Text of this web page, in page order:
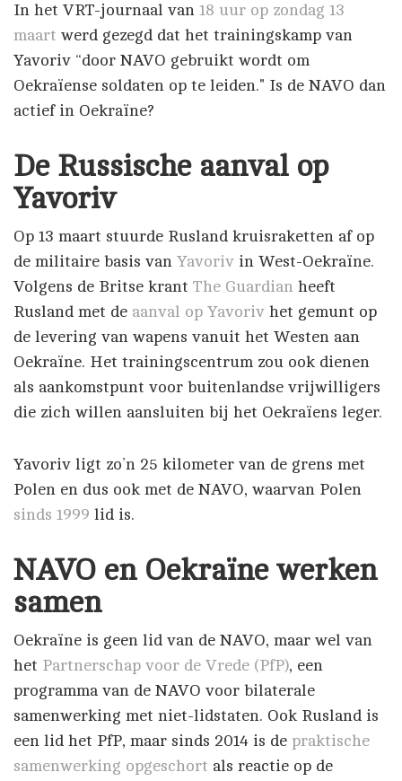
In het VRT-journaal van 18 uur op zondag 13
maart werd gezegd dat het trainingskamp van
Yavoriv “door NAVO gebruikt wordt om
Oekraïense soldaten op te leiden." Is de NAVO dan
actief in Oekraïne?
De Russische aanval op
Yavoriv
Op 13 maart stuurde Rusland kruisraketten af op
de militaire basis van Yavoriv in West-Oekraïne.
Volgens de Britse krant The Guardian heeft
Rusland met de aanval op Yavoriv het gemunt op
de levering van wapens vanuit het Westen aan
Oekraïne. Het trainingscentrum zou ook dienen
als aankomstpunt voor buitenlandse vrijwilligers
die zich willen aansluiten bij het Oekraïens leger.
Yavoriv ligt zo’n 25 kilometer van de grens met
Polen en dus ook met de NAVO, waarvan Polen
sinds 1999 lid is.
NAVO en Oekraïne werken
samen
Oekraïne is geen lid van de NAVO, maar wel van
het Partnerschap voor de Vrede (PfP), een
programma van de NAVO voor bilaterale
samenwerking met niet-lidstaten. Ook Rusland is
een lid het PfP, maar sinds 2014 is de praktische
samenwerking opgeschort als reactie op de